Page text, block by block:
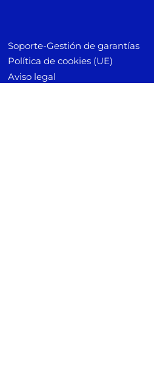
Soporte-Gestión de garantías
Política de cookies (UE)
Aviso legal
0 artículos - 0,00€